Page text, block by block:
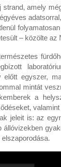
strand, amely
– közölte az
előtt egyszer,
mintát
a
jeleit is: az